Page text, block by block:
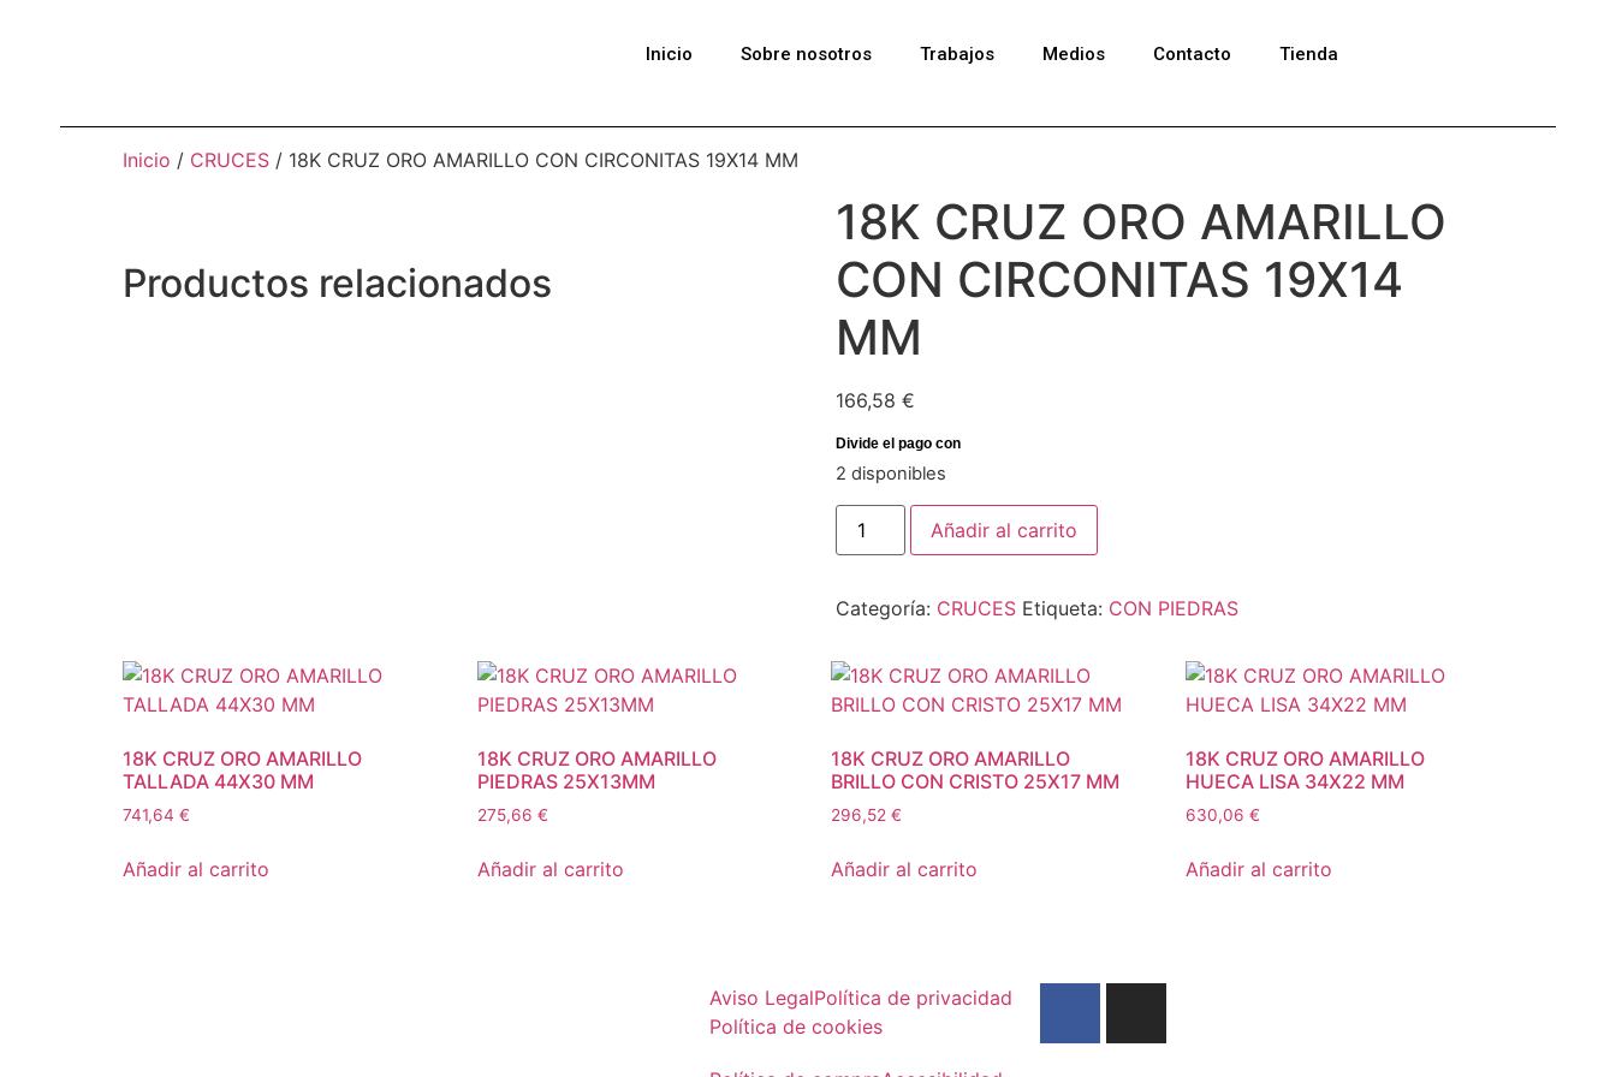
Inicio Sobre nosotros Trabajos Medios Contacto Tienda
Inicio / CRUCES / 18K CRUZ ORO AMARILLO CON CIRCONITAS 19X14 MM
18K CRUZ ORO AMARILLO
CON CIRCONITAS 19X14
MM
166,58 €
2 disponibles
Añadir al carrito
Categoría: CRUCES Etiqueta: CON PIEDRAS
Productos relacionados
18K CRUZ ORO AMARILLO
TALLADA 44X30 MM
741,64 €
Añadir al carrito
18K CRUZ ORO AMARILLO
PIEDRAS 25X13MM
275,66 €
Añadir al carrito
18K CRUZ ORO AMARILLO
BRILLO CON CRISTO 25X17 MM
296,52€
Añadir al carrito
18K CRUZ ORO AMARILLO
HUECA LISA 34X22 MM
630,06€
Añadir al carrito
Aviso LegalPolítica de privacidad
Política de cookies